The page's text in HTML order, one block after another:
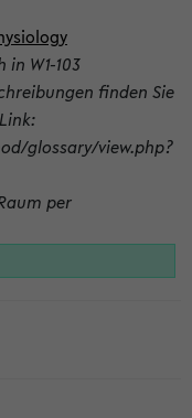
W1-103
finden Sie
glossary/view.php?
per